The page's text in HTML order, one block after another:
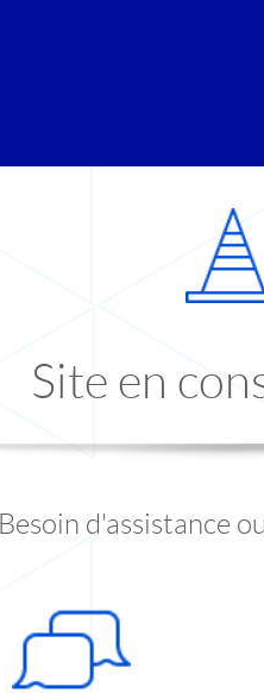
Site en
Besoin d'assistance